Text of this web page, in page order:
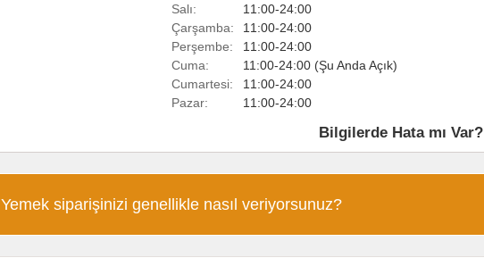
Salı:
11:00-24:00
Çarşamba:
11:00-24:00
Perşembe:
11:00-24:00
Cuma:
11:00-24:00 (Şu Anda Açık)
Cumartesi:
11:00-24:00
Pazar:
11:00-24:00
Bilgilerde Hata mı Var?
Yemek siparişinizi genellikle nasıl veriyorsunuz?